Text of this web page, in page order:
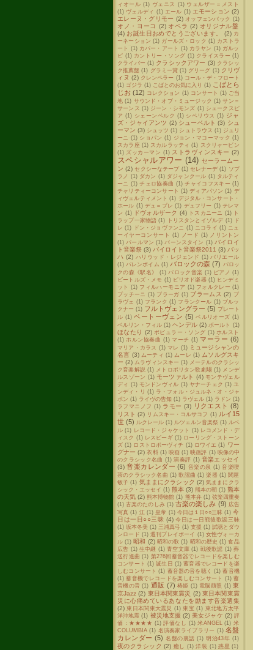
ィオール (1) ヴェニス (1) ウェルザー＝メスト
(1) ヴェルディ (1) エール (1) エモーション (2)
エレーヌ・グリモー (2) オッフェンバック (1)
オノ・ヨーコ (2) オペラ (2) オリジナル盤
(4) お誕生日おめでとうございます。 (2) カ
ーネーション (1) ガールズ・ロック (1) カストラ
ート (1) カバー・アート (1) カラヤン (1) ガルッ
ピ (1) カントリー・ソング (1) クライスラー (1)
クライバー (1) クラシックアワー (3) クラシッ
ク推薦盤 (1) グラミー賞 (1) グリーグ (1) クリヴ
ィヌ (2) クレンペラー (1) コール・デ・フロート
(1) ゴジラ (1) こばとのお気に入り (1) こばとら
じお (12) コレクション (1) コンサート (1) ご当
地 (1) サウンド・オブ・ミュージック (1) サン＝
サーンス (1) ジーン・シモンズ (1) シェークスピ
ア (1) シェーンベルク (1) シベリウス (1) ジャ
ズ・ジャイアンツ (2) シューベルト (3) シュ
ーマン (3) シュッツ (1) シュトラウス (1) ジュリ
ーニ
(1) ショパン (1) ジョン・マコーマック (1)
スカラ座 (1) スカルラッティ (1) スクリャービン
(1) ズッカーマン (1) ストラヴィンスキー (2)
スペシャルアワー (14) セーラームー
ン (2) セクシーなテープ (1) セレナーデ (1) ソプ
ラノ (1) ダカン (1) ダジャンクール (1) タルティ
ーニ
(1) チェロ協奏曲 (1) チャイコフスキー (1)
チャリティーコンサート (1) ディアパソン (1) デ
ィヴェルティメント (1) デジタル・コンサート・
ホール (1) デュ＝プレ (1) デュフリー (1) テレマ
ン (1) ドヴォルザーク (4) トスカニーニ (1) ト
ラップ一家物語 (1) トリスタンとイゾルデ (1)
ド
レ (1) ドン・ジョヴァンニ (1) ニコライ (1) ニュ
ーイヤーコンサート (1) ノード (1)
ノリントン
(1) パールマン (1) バーンスタイン (1) バイロイ
ト音楽祭 (3) バイロイト音楽祭2011 (3) バッ
ハ (2) ハリウッド・レジェンド (1) バリエール
(1) バレンボイム (1) バロックの森 (7) バロッ
クの森《駅名》
(1) バロック音楽 (1) ピアノ (1)
ビートルズ・メモ (1) ピリオド楽器 (1) ヒンデミ
ット
(1) フィルハーモニア (1) フォルクレー (1)
プッチーニ
(1) ブラーガ (1) ブラームス (2) ブ
ラヴェ (1) フランク (1) フランクール (1) ブルッ
クナー (1) フルトヴェングラー (5) プレート
ル (1) ベートーヴェン (5) ベルリオーズ (1)
ベルリン・フィル (1) ヘンデル (2) ボールト (1)
ほなたり (2) ポピュラー・ソング (1) ホルスト
(1) ホルン協奏曲 (1) マーチ (1) マーラー (6)
マリア・カラス (1) マレ (1)
ミュージシャンの
名言 (3) ムーティ (1) ムーレ (1) ムソルグスキ
ー (2) ムラヴィンスキー (1) メーテルのクラシッ
ク音楽解説 (1) メトロポリタン歌劇場 (1) メンデ
ルスゾーン (1) モーツァルト (4) モンテヴェル
ディ (1) モンドンヴィル (1) ヤナーチェク (1) ユ
ンディ・リ (1) ラ・フォル・ジュルネ・オ・ジャ
ポン (1) ライヴの告知 (1) ラヴェル (1) ラドン (1)
ラフマニノフ (1) ラモー (3) リクエスト (8)
リスト (2) リムスキー・コルサコフ (1) ルイ15
世 (5) ルクレール (1) ルツェルン音楽祭 (1) ルベ
ル (1) レコード・ジャケット (1) レコメンド・デ
ィスク (1) レスピーギ (1) ローリング・ストーン
ズ (1) ロストロポーヴィチ (1) ロワイエ (1) ワー
グナー (2) 衣料 (1) 映画 (1) 映画評 (1) 映像の中
のクラシック名曲 (1) 演奏評 (1) 音楽エッセイ
(3) 音楽カレンダー (6) 音楽の泉 (1) 音楽喫
茶のクラシック名曲 (1) 歌謡曲 (1) 楽器 (1) 関屋
敏子 (1) 気ままにクラシック (2) 気ままにクラ
シック・エッセイ (1) 熊本 (3) 熊本の朝 (1) 熊本
の天気 (2) 熊本博物館 (1) 熊本弁 (1) 弦楽四重奏
(1) 古楽のたのしみ (1) 古楽の楽しみ (9) 広告
写真 (1) 江 (1) 皇帝 (1) 今日は１日○○三昧 (1) 今
日は一日○○三昧 (4) 今日は一日戦後歌謡三昧
(1) 坂本冬美 (1) 三浦真弓 (1) 支援 (1) 試聴とダウ
ンロード (1) 週刊プレイボーイ (1) 女性ヴォーカ
ル (1) 昭和 (2) 昭和の歌 (1) 昭和の歴史 (1) 食品
広告 (1) 生中継 (1) 青空文庫 (1) 戦後歌謡 (1) 葬
送行進曲 (1) 第276回蓄音器でレコードを楽しむ
コンサート (1) 誕生日 (1) 蓄音器でレコードを楽
しむコンサート (1) 蓄音器の音を聴く (1) 蓄音機
(1) 蓄音機でレコードを楽しむコンサート (1) 蓄
音機の音 (1) 通販 (7) 椿姫 (1) 電脳萠照 (1) 東
京Jazz (2) 東日本関東震災 (2) 東日本関東震
災に心痛めているあなたを励ます音楽選集
(2) 東日本関東大震災 (1) 東宝 (1) 東北地方太平
洋沖地震 (1) 被災地支援 (2) 美女ジャケ (2) 評
価：★★★★ (1) 評価なし (1) 米ANGEL (1) 米
COLUMBIA (1) 名演奏家ライブラリー (1) 名盤
カレンダー (5) 名盤の裏話 (1) 明治43年 (1)
夜のクラシック (2) 癒し (1) 洋装 (1) 惑星 (1)